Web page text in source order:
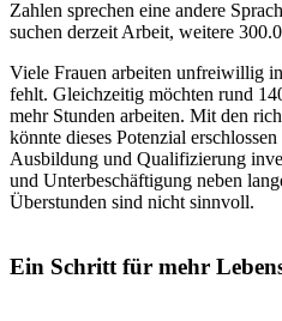
Zahlen sprechen eine andere
suchen derzeit Arbeit, weitere
Viele Frauen arbeiten unfreiwillig
fehlt. Gleichzeitig möchten rund
mehr Stunden arbeiten. Mit den
könnte dieses Potenzial
Ausbildung und Qualifizierung
und Unterbeschäftigung neben
Überstunden sind nicht sinnvoll.
Ein Schritt für mehr